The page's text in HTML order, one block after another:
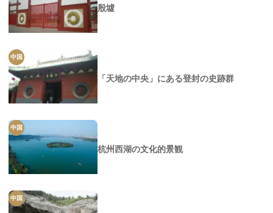
殷墟
中国
「天地の中央」にある登封の史跡群
中国
杭州西湖の文化的景観
中国